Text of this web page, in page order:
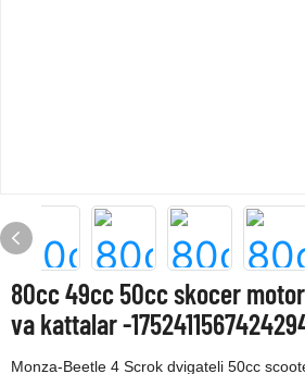
80cc 49cc 50cc skocer
va kattalar -
Monza-Beetle 4 Scrok dvigateli 50cc